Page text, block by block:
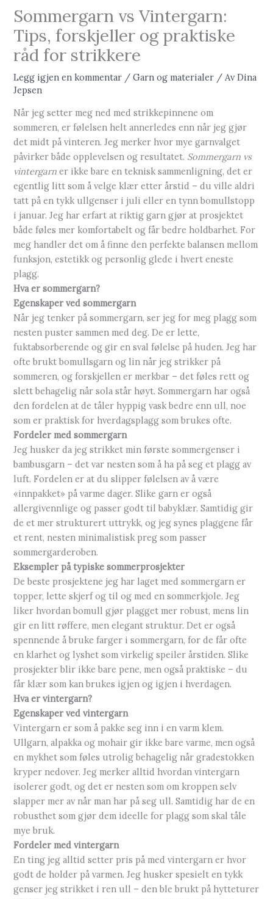
Sommergarn vs Vintergarn:
Tips, forskjeller og praktiske
råd for strikkere
Legg igjen en kommentar /Garn og materialer / Av Dina
Jepsen
Når jeg setter meg ned med strikkepinnene om
sommeren, er følelsen helt annerledes enn når jeg gjør
det midt på vinteren. Jeg merker hvor mye garnvalget
påvirker både opplevelsen og resultatet. Sommergarn vs
vintergarn er ikke bare en teknisk sammenligning, det er
egentlig litt som å velge klær etter årstid – du ville aldri
tatt på en tykk ullgenser i juli eller en tynn bomullstopp
i januar. Jeg har erfart at riktig garn gjør at prosjektet
både føles mer komfortabelt og får bedre holdbarhet. For
meg handler det om å finne den perfekte balansen mellom
funksjon, estetikk og personlig glede i hvert eneste
plagg.
Hva er sommergarn?
Egenskaper ved sommergarn
Når jeg tenker på sommergarn, ser jeg for meg plagg som
nesten puster sammen med deg. De er lette,
fuktabsorberende og gir en sval følelse på huden. Jeg har
ofte brukt bomullsgarn og lin når jeg strikker på
sommeren, og forskjellen er merkbar – det føles rett og
slett behagelig når sola står høyt. Sommergarn har også
den fordelen at de tåler hyppig vask bedre enn ull, noe
som er praktisk for hverdagsplagg som brukes ofte.
Fordeler med sommergarn
Jeg husker da jeg strikket min første sommergenser i
bambusgarn – det var nesten som å ha på seg et plagg av
luft. Fordelen er at du slipper følelsen av å være
«innpakket» på varme dager. Slike garn er også
allergivennlige og passer godt til babyklær. Samtidig gir
de et mer strukturert uttrykk, og jeg synes plaggene får
et rent, nesten minimalistisk preg som passer
sommergarderoben.
Eksempler på typiske sommerprosjekter
De beste prosjektene jeg har laget med sommergarn er
topper, lette skjerf og til og med en sommerkjole. Jeg
liker hvordan bomull gjør plagget mer robust, mens lin
gir en litt røffere, men elegant struktur. Det er også
spennende å bruke farger i sommergarn, for de får ofte
en klarhet og lyshet som virkelig speiler årstiden. Slike
prosjekter blir ikke bare pene, men også praktiske – du
får klær som kan brukes igjen og igjen i hverdagen.
Hva er vintergarn?
Egenskaper ved vintergarn
Vintergarn er som å pakke seg inn i en varm klem.
Ullgarn, alpakka og mohair gir ikke bare varme, men også
en mykhet som føles utrolig behagelig når gradestokken
kryper nedover. Jeg merker alltid hvordan vintergarn
isolerer godt, og det er nesten som om kroppen selv
slapper mer av når man har på seg ull. Samtidig har de en
robusthet som gjør dem ideelle for plagg som skal tåle
mye bruk.
Fordeler med vintergarn
En ting jeg alltid setter pris på med vintergarn er hvor
godt de holder på varmen. Jeg husker spesielt en tykk
genser jeg strikket i ren ull – den ble brukt på hytteturer